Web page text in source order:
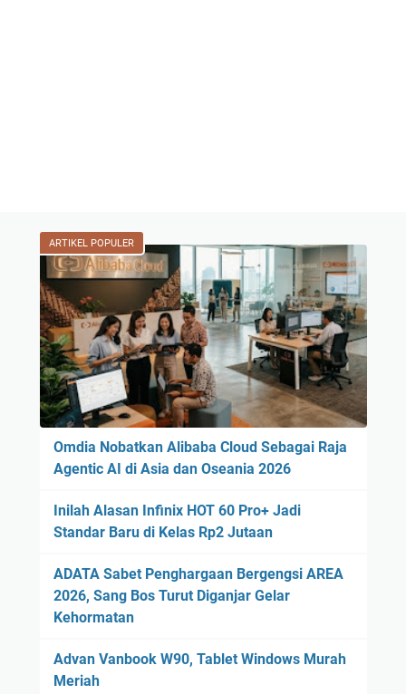
ARTIKEL POPULER
Omdia Nobatkan Alibaba Cloud Sebagai Raja
Agentic AI di Asia dan Oseania 2026
Inilah Alasan Infinix HOT 60 Pro+ Jadi
Standar Baru di Kelas Rp2 Jutaan
ADATA Sabet Penghargaan Bergengsi AREA
2026, Sang Bos Turut Diganjar Gelar
Kehormatan
Advan Vanbook W90, Tablet Windows Murah
Meriah